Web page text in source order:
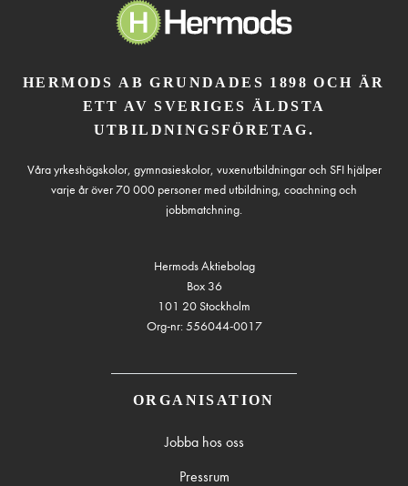
HERMODS AB GRUNDADES 1898 OCH ÄR
ETT AV SVERIGES ÄLDSTA
UTBILDNINGSFÖRETAG.
Våra yrkeshögskolor, gymnasieskolor, vuxenutbildningar och SFI hjälper
varje år över 70 000 personer med utbildning, coachning och
jobbmatchning.
Hermods Aktiebolag
Box 36
101 20 Stockholm
Org-nr: 556044-0017
ORGANISATION
Jobba hos oss
Pressrum